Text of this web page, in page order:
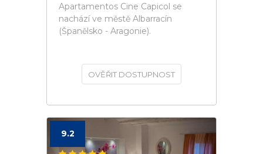
Apartamentos Cine Capicol se
nachází ve městě Albarracín
(Španělsko - Aragonie).
OVĚŘIT DOSTUPNOST
9.2